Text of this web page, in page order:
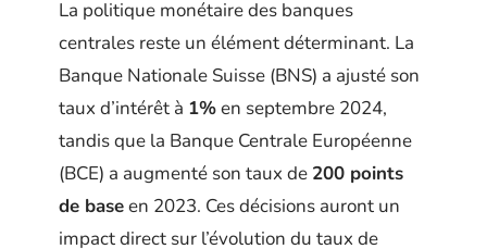
La politique monétaire des banques
centrales reste un élément déterminant. La
Banque Nationale Suisse (BNS) a ajusté son
taux d’intérêt à 1%en septembre 2024,
tandis que la Banque Centrale Européenne
(BCE) a augmenté son taux de 200 points
de baseen 2023. Ces décisions auront un
impact direct sur l’évolution du taux de